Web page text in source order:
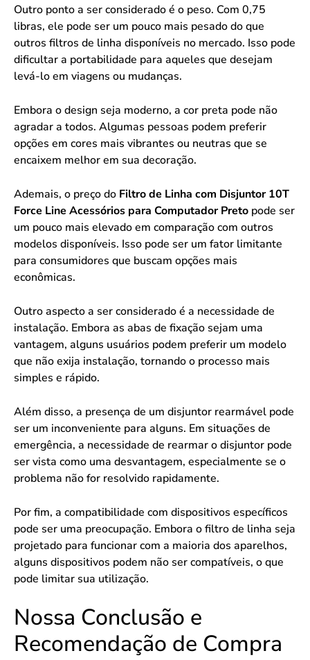
Outro ponto a ser considerado é o peso. Com 0,75
libras, ele pode ser um pouco mais pesado do que
outros filtros de linha disponíveis no mercado. Isso pode
dificultar a portabilidade para aqueles que desejam
levá-lo em viagens ou mudanças.
Embora o design seja moderno, a cor preta pode não
agradar a todos. Algumas pessoas podem preferir
opções em cores mais vibrantes ou neutras que se
encaixem melhor em sua decoração.
Ademais, o preço do Filtro de Linha com Disjuntor 10T
Force Line Acessórios para Computador Preto pode ser
um pouco mais elevado em comparação com outros
modelos disponíveis. Isso pode ser um fator limitante
para consumidores que buscam opções mais
econômicas.
Outro aspecto a ser considerado é a necessidade de
instalação. Embora as abas de fixação sejam uma
vantagem, alguns usuários podem preferir um modelo
que não exija instalação, tornando o processo mais
simples e rápido.
Além disso, a presença de um disjuntor rearmável pode
ser um inconveniente para alguns. Em situações de
emergência, a necessidade de rearmar o disjuntor pode
ser vista como uma desvantagem, especialmente se o
problema não for resolvido rapidamente.
Por fim, a compatibilidade com dispositivos específicos
pode ser uma preocupação. Embora o filtro de linha seja
projetado para funcionar com a maioria dos aparelhos,
alguns dispositivos podem não ser compatíveis, o que
pode limitar sua utilização.
Nossa Conclusão e
Recomendação de Compra